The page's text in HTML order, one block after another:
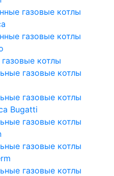
газовые котлы
газовые котлы
котлы
газовые котлы
газовые котлы
Bugatti
газовые котлы
газовые котлы
газовые котлы